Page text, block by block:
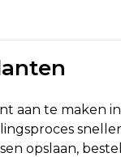
aan te maken
opslaan,